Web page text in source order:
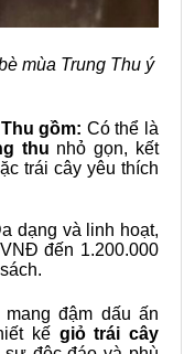
mùa Trung Thu ý
gồm: Có thể là
thu nhỏ gọn, kết
trái cây yêu thích
dạng và linh hoạt,
đến 1.200.000
đậm dấu ấn
kế giỏ trái cây